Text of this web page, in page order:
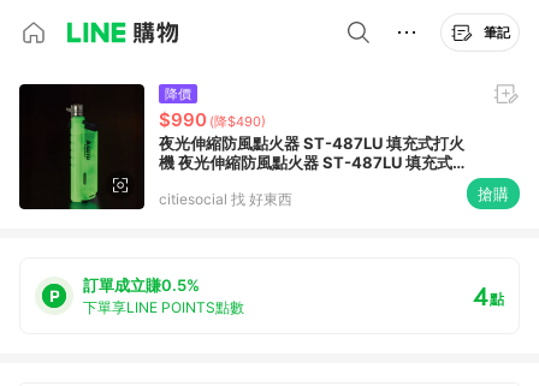
筆記
降價
$990 (降$490)
夜光伸縮防風點火器 ST-487LU 填充式打火
機 夜光伸縮防風點火器 ST-487LU 填充式打
citiesocial 找 好東西 搶購
訂單成立賺0.5%
下單享LINE POINTS點數 4點